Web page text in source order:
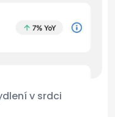
v srdci